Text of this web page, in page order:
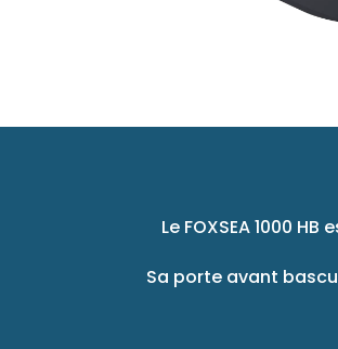
Le FOXSEA 1000
Sa porte avant